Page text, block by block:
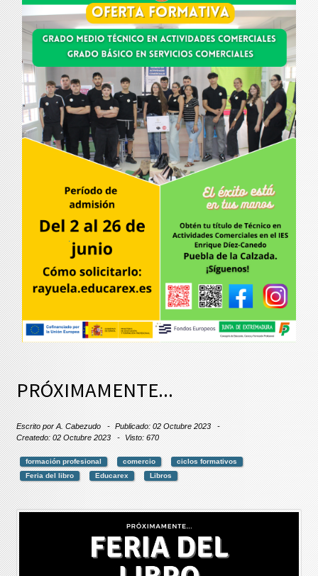
PRÓXIMAMENTE...
Escrito porA. Cabezudo
Publicado: 02 Octubre 2023
Createdo: 02 Octubre 2023
Visto: 670
formación profesional comercio
ciclos formativos
Feria del libro
Educarex Libros